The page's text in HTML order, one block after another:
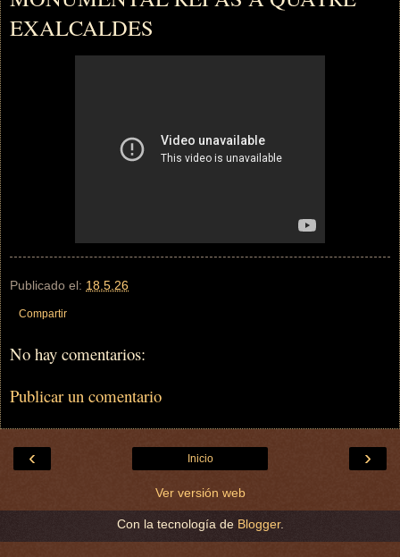
EXALCALDES
Publicado el: 18.5.26
Compartir
No hay comentarios:
Publicar un comentario
‹ ›
Inicio
Ver versión web
Con la tecnología de Blogger.